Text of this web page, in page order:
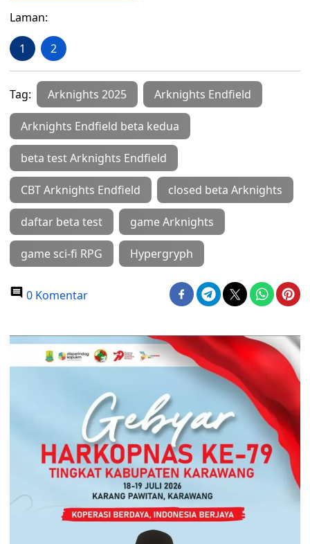
Laman:
1 2
Tag: Arknights 2025 Arknights Endfield
Arknights Endfield beta kedua
beta test Arknights Endfield
CBT Arknights Endfield closed beta Arknights
daftar beta test game Arknights
game sci-fi RPG Hypergryph
0 Komentar